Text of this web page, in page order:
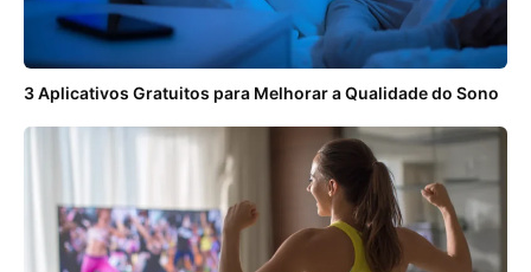
3 Aplicativos Gratuitos para Melhorar a Qualidade do Sono